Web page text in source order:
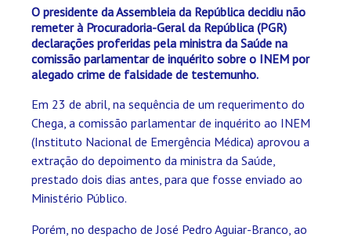
O presidente da Assembleia da República decidiu não
remeter à Procuradoria-Geral da República (PGR)
declarações proferidas pela ministra da Saúde na
comissão parlamentar de inquérito sobre o INEM por
alegado crime de falsidade de testemunho.
Em 23 de abril, na sequência de um requerimento do
Chega, a comissão parlamentar de inquérito ao INEM
(Instituto Nacional de Emergência Médica) aprovou a
extração do depoimento da ministra da Saúde,
prestado dois dias antes, para que fosse enviado ao
Ministério Público.
Porém, no despacho de José Pedro Aguiar-Branco, ao